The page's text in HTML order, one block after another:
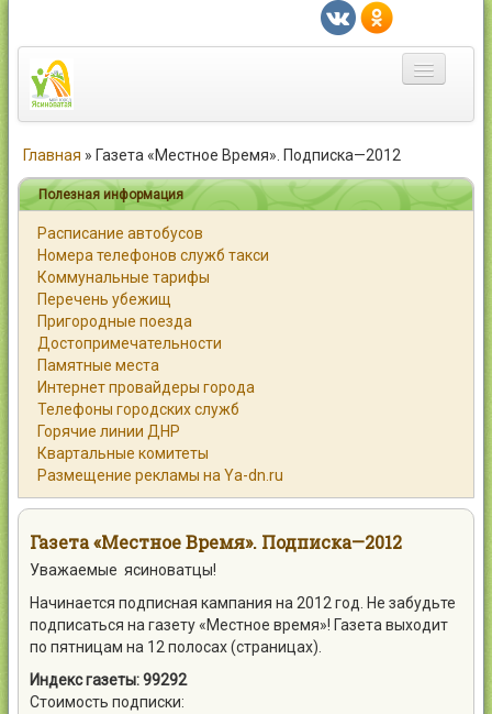
Город
Статьи
Каталог
Справочник
Работа
Объявления
Помощь
Контакты
Главная » Газета «Местное Время». Подписка—2012
Полезная информация
Расписание автобусов
Номера телефонов служб такси
Коммунальные тарифы
Перечень убежищ
Пригородные поезда
Достопримечательности
Памятные места
Интернет провайдеры города
Телефоны городских служб
Горячие линии ДНР
Квартальные комитеты
Размещение рекламы на Ya-dn.ru
Газета «Местное Время». Подписка—2012
Уважаемые ясиноватцы!
Начинается подписная кампания на 2012 год. Не забудьте
подписаться на газету «Местное время»! Газета выходит
по пятницам на 12 полосах (страницах).
Индекс газеты: 99292
Стоимость подписки: